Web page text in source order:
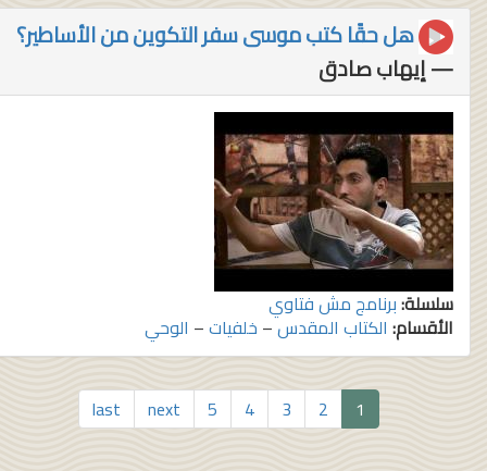
هل حقًا كتب موسى سفر التكوين من الأساطير؟
— إيهاب صادق
سلسلة:برنامج مش فتاوي
الأقسام:الكتاب المقدس–خلفيات–الوحي
2
3
4
5
next
last